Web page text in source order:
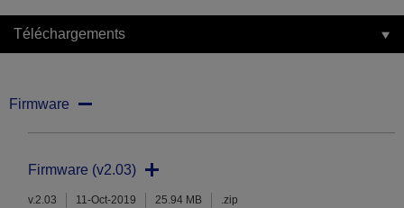
Téléchargements
Firmware
Firmware (v2.03)
v.2.03 11-Oct-2019 25.94 MB .zip